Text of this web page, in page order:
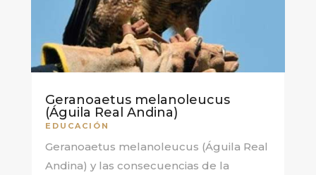
Geranoaetus melanoleucus
(Águila Real Andina)
EDUCACIÓN
Geranoaetus melanoleucus (Águila Real
Andina) y las consecuencias de la